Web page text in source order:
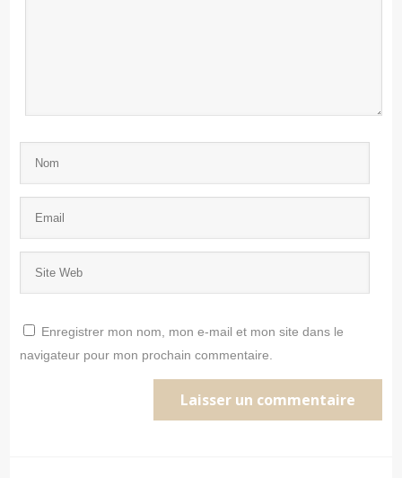
Enregistrer mon nom, mon e-mail et mon site dans le
navigateur pour mon prochain commentaire.